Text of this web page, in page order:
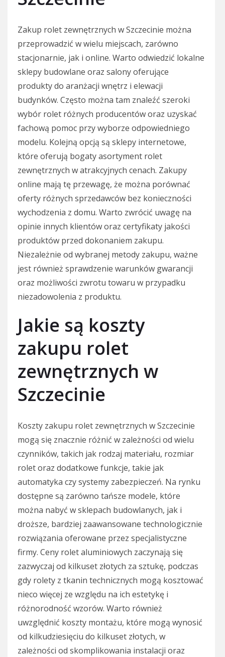
Zakup rolet zewnętrznych w Szczecinie można
przeprowadzić w wielu miejscach, zarówno
stacjonarnie, jak i online. Warto odwiedzić lokalne
sklepy budowlane oraz salony oferujące
produkty do aranżacji wnętrz i elewacji
budynków. Często można tam znaleźć szeroki
wybór rolet różnych producentów oraz uzyskać
fachową pomoc przy wyborze odpowiedniego
modelu. Kolejną opcją są sklepy internetowe,
które oferują bogaty asortyment rolet
zewnętrznych w atrakcyjnych cenach. Zakupy
online mają tę przewagę, że można porównać
oferty różnych sprzedawców bez konieczności
wychodzenia z domu. Warto zwrócić uwagę na
opinie innych klientów oraz certyfikaty jakości
produktów przed dokonaniem zakupu.
Niezależnie od wybranej metody zakupu, ważne
jest również sprawdzenie warunków gwarancji
oraz możliwości zwrotu towaru w przypadku
niezadowolenia z produktu.
Jakie są koszty
zakupu rolet
zewnętrznych w
Szczecinie
Koszty zakupu rolet zewnętrznych w Szczecinie
mogą się znacznie różnić w zależności od wielu
czynników, takich jak rodzaj materiału, rozmiar
rolet oraz dodatkowe funkcje, takie jak
automatyka czy systemy zabezpieczeń. Na rynku
dostępne są zarówno tańsze modele, które
można nabyć w sklepach budowlanych, jak i
droższe, bardziej zaawansowane technologicznie
rozwiązania oferowane przez specjalistyczne
firmy. Ceny rolet aluminiowych zaczynają się
zazwyczaj od kilkuset złotych za sztukę, podczas
gdy rolety z tkanin technicznych mogą kosztować
nieco więcej ze względu na ich estetykę i
różnorodność wzorów. Warto również
uwzględnić koszty montażu, które mogą wynosić
od kilkudziesięciu do kilkuset złotych, w
zależności od skomplikowania instalacji oraz